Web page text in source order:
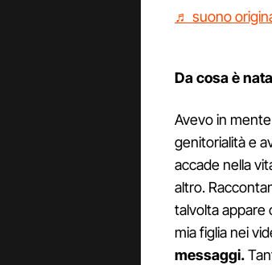
♬ suono
Da cosa è
Avevo in
genitorialità e
accade nella
altro.
talvolta appare
mia figlia nei
messaggi.